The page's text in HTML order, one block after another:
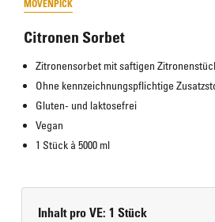
MÖVENPICK
Citronen Sorbet
Zitronensorbet mit saftigen
Ohne kennzeichnungspflichtige
Gluten- und laktosefrei
Vegan
1 Stück à 5000 ml
Inhalt pro VE: 1 Stück